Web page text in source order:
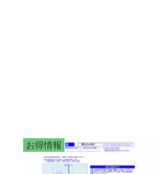
お得情報